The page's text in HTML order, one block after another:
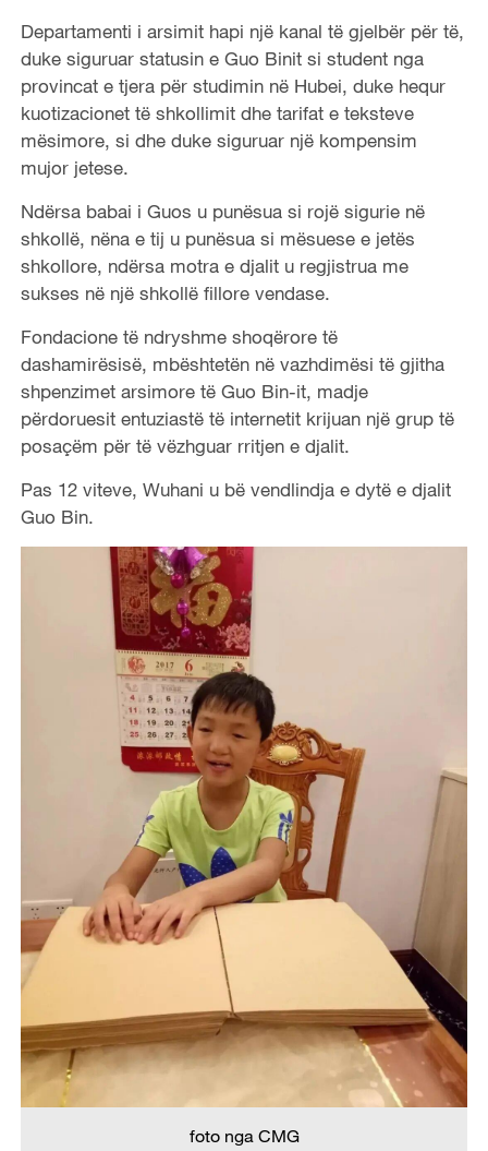
Departamenti i arsimit hapi një kanal të gjelbër për të,
duke siguruar statusin e Guo Binit si student nga
provincat e tjera për studimin në Hubei, duke hequr
kuotizacionet të shkollimit dhe tarifat e teksteve
mësimore, si dhe duke siguruar një kompensim
mujor jetese.
Ndërsa babai i Guos u punësua si rojë sigurie në
shkollë, nëna e tij u punësua si mësuese e jetës
shkollore, ndërsa motra e djalit u regjistrua me
sukses në një shkollë fillore vendase.
Fondacione të ndryshme shoqërore të
dashamirësisë, mbështetën në vazhdimësi të gjitha
shpenzimet arsimore të Guo Bin-it, madje
përdoruesit entuziastë të internetit krijuan një grup të
posaçëm për të vëzhguar rritjen e djalit.
Pas 12 viteve, Wuhani u bë vendlindja e dytë e djalit
Guo Bin.
foto nga CMG